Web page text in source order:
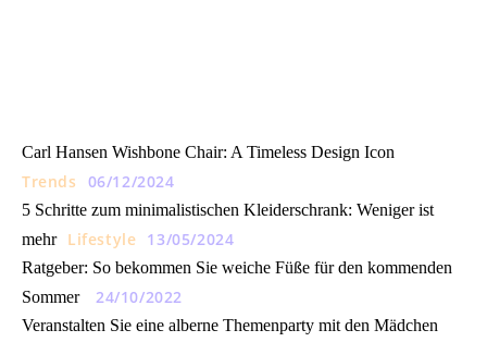
Carl Hansen Wishbone Chair: A Timeless Design Icon
Trends 06/12/2024
5 Schritte zum minimalistischen Kleiderschrank: Weniger ist
mehr
Lifestyle 13/05/2024
Ratgeber: So bekommen Sie weiche Füße für den kommenden
Sommer
24/10/2022
Veranstalten Sie eine alberne Themenparty mit den Mädchen